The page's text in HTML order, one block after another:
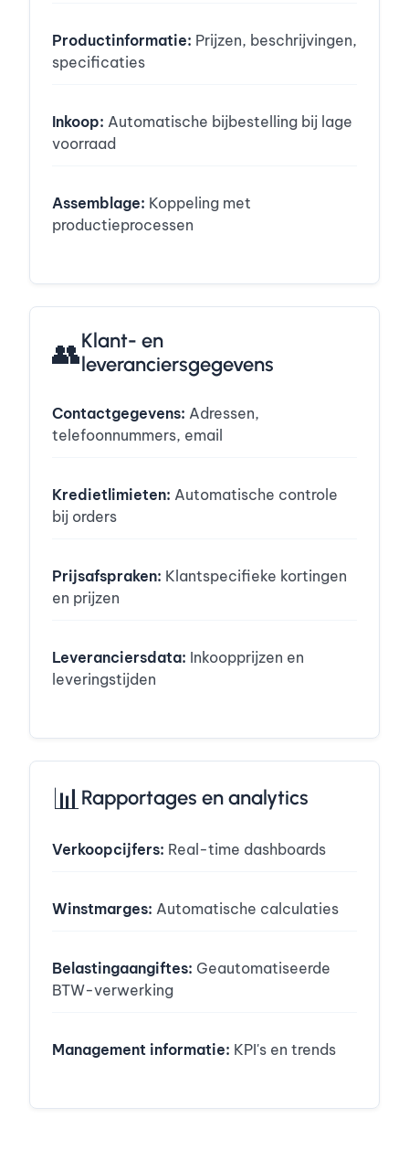
Productinformatie: Prijzen, beschrijvingen,
specificaties
Inkoop: Automatische bijbestelling bij lage
voorraad
Assemblage: Koppeling met
productieprocessen
👥Klant- en
leveranciersgegevens
Contactgegevens: Adressen,
telefoonnummers, email
Kredietlimieten: Automatische controle
bij orders
Prijsafspraken: Klantspecifieke kortingen
en prijzen
Leveranciersdata: Inkoopprijzen en
leveringstijden
📊Rapportages en analytics
Verkoopcijfers: Real-time dashboards
Winstmarges: Automatische calculaties
Belastingaangiftes: Geautomatiseerde
BTW-verwerking
Management informatie: KPI's en trends